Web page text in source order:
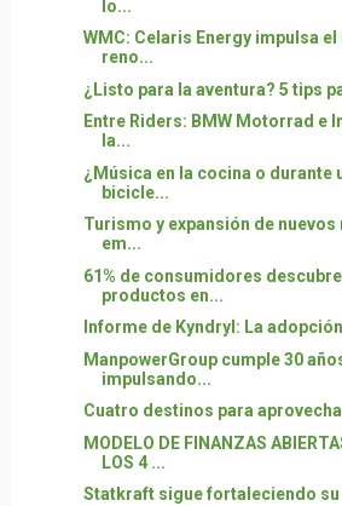
lo...
WMC: Celaris Energy impulsa
reno...
¿Listo para la aventura? 5 tips
Entre Riders: BMW Motorrad e
la...
¿Música en la cocina o durante
bicicle...
Turismo y expansión de nuevos
em...
61% de consumidores
productos en...
Informe de Kyndryl: La
ManpowerGroup cumple 30
impulsando...
Cuatro destinos para
MODELO DE FINANZAS
LOS 4 ...
Statkraft sigue fortaleciendo su